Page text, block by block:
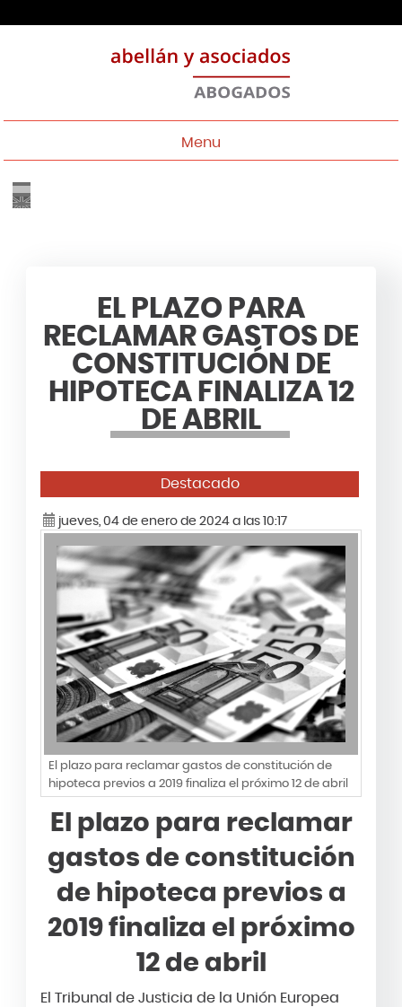
Menu
EL PLAZO PARA
RECLAMAR GASTOS DE
CONSTITUCIÓN DE
HIPOTECA FINALIZA 12
DE ABRIL
Destacado
jueves, 04 de enero de 2024 a las 10:17
El plazo para reclamar gastos de constitución de
hipoteca previos a 2019 finaliza el próximo 12 de abril
El plazo para reclamar
gastos de constitución
de hipoteca previos a
2019 finaliza el próximo
12 de abril
El Tribunal de Justicia de la Unión Europea